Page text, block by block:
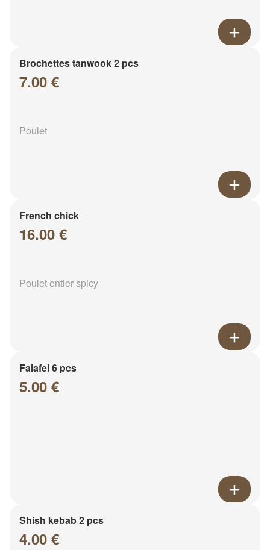
Brochettes tanwook 2 pcs
7.00 €
Poulet
French chick
16.00 €
Poulet entier spicy
Falafel 6 pcs
5.00 €
Shish kebab 2 pcs
4.00 €